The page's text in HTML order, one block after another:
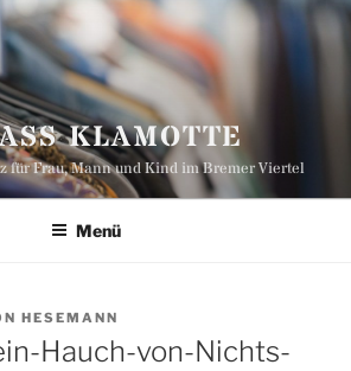
KLAMOTTE
für Frau, Mann und Kind im Bremer Viertel
Menü
HESEMANN
Hauch-von-Nichts-